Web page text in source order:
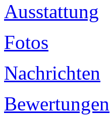
Ausstattung
Fotos
Nachrichten
Bewertungen